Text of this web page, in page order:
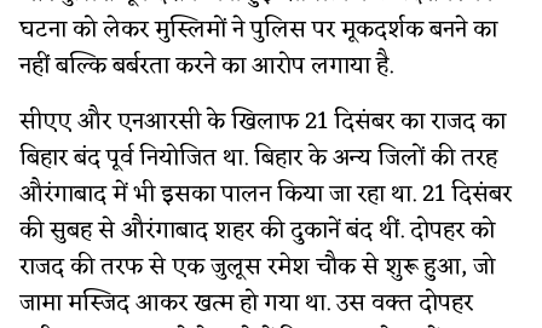
घटना को लेकर मुस्लिमों ने पुलिस पर मूकदर्शक बनने का
नहीं बल्कि बर्बरता करने का आरोप लगाया है.
सीएए और एनआरसी के खिलाफ 21 दिसंबर का राजद का
बिहार बंद पूर्व नियोजित था. बिहार के अन्य जिलों की तरह
औरंगाबाद में भी इसका पालन किया जा रहा था. 21 दिसंबर
की सुबह से औरंगाबाद शहर की दुकानें बंद थीं. दोपहर को
राजद की तरफ से एक जुलूस रमेश चौक से शुरू हुआ, जो
जामा मस्जिद आकर खत्म हो गया था. उस वक्त दोपहर